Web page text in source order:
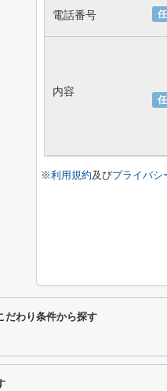
電話番号
内容
※利用規約及びプライバシ
だわり条件から探す